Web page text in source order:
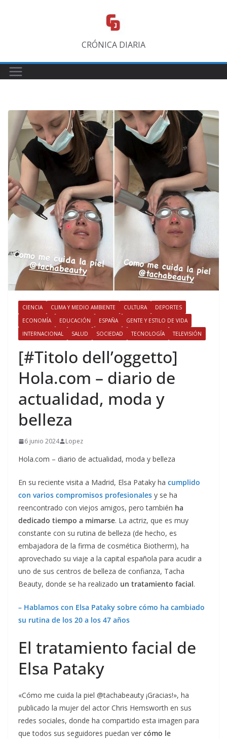
CRÓNICA DIARIA
CIENCIA CLIMA Y MEDIO AMBIENTE CULTURA
DEPORTES
ECONOMÍA
EDUCACIÓN ESPAÑA
GENTE Y ESTILO DE VIDA
INTERNACIONAL
SALUD SOCIEDAD TECNOLOGÍA TELEVISIÓN
[#Titolo dell’oggetto]​
Hola.com – diario de
actualidad, moda y
belleza
6 junio 2024 Lopez
Hola.com – diario de actualidad, moda y belleza
En su reciente visita a Madrid, Elsa Pataky ha cumplido
con varios compromisos profesionales y se ha
reencontrado con viejos amigos, pero también ha
dedicado tiempo a mimarse. La actriz, que es muy
constante con su rutina de belleza (de hecho, es
embajadora de la firma de cosmética Biotherm), ha
aprovechado su viaje a la capital española para acudir a
uno de sus centros de belleza de confianza, Tacha
Beauty, donde se ha realizado un tratamiento facial.
– Hablamos con Elsa Pataky sobre cómo ha cambiado
su rutina de los 20 a los 47 años
El tratamiento facial de
Elsa Pataky
«Cómo me cuida la piel @tachabeauty ¡Gracias!», ha
publicado la mujer del actor Chris Hemsworth en sus
redes sociales, donde ha compartido esta imagen para
que todos sus seguidores puedan ver cómo le